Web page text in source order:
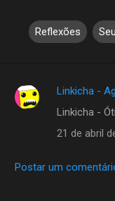
Reflexões
C
Linkicha -
Linkicha -
21 de abril
Postar um